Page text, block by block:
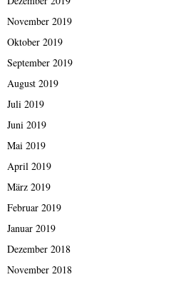
November 2019
Oktober 2019
September 2019
August 2019
Juli 2019
Juni 2019
Mai 2019
April 2019
März 2019
Februar 2019
Januar 2019
Dezember 2018
November 2018